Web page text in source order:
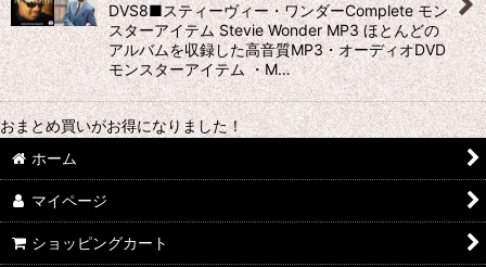
DVS8■スティーヴィー・ワンダーComplete モン
スターアイテム Stevie Wonder MP3 ほとんどの
アルバムを収録した高音質MP3・オーディオDVD
モンスターアイテム ・M…
おまとめ買いがお得になりました！
ホーム
マイページ
ショッピングカート